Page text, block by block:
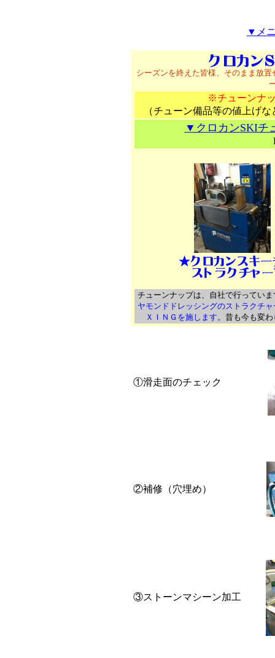
▼メ
シーズンを終えた皆様、そのまま放
※チューンナ
（チューン備品等の値上げ
▼クロカンSKIチ
チューンナップは、自社で行ってい
ヤモンドドレッシングのストラクチ
ＸＩＮＧを施します。 昔も今も変
①滑走面のチェック
②補修（穴埋め）
③ストーンマシーン加工